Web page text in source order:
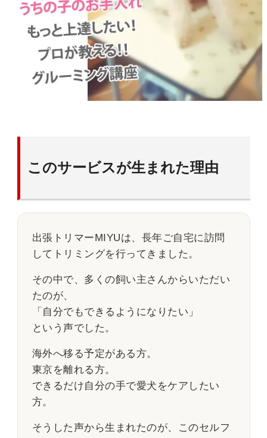
このサービスが生まれた理由
出張トリマーMIYUは、長年ご自宅に訪問
してトリミングを行ってきました。
その中で、多くの飼い主さんからいただい
たのが、
「自分でもできるようになりたい」
という声でした。
海外へ移る予定がある方。
東京を離れる方。
できるだけ自分の手で愛犬をケアしたい
方。
そうした声から生まれたのが、このセルフ